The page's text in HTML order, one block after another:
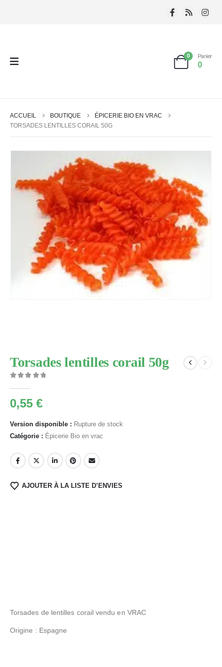
0 Panier
0
ACCUEIL BOUTIQUE
ÉPICERIE BIO EN VRAC
TORSADES LENTILLES CORAIL 50G
Torsades lentilles corail 50g
0,55 €
Version disponible : Rupture de stock
Catégorie : Épicerie Bio en vrac
AJOUTER À LA LISTE D’ENVIES
Torsades de lentilles corail vendu en VRAC
Origine : Espagne